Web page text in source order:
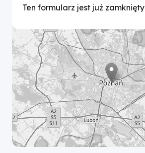
26
maja
2026
Ten formularz jest już zamknięty